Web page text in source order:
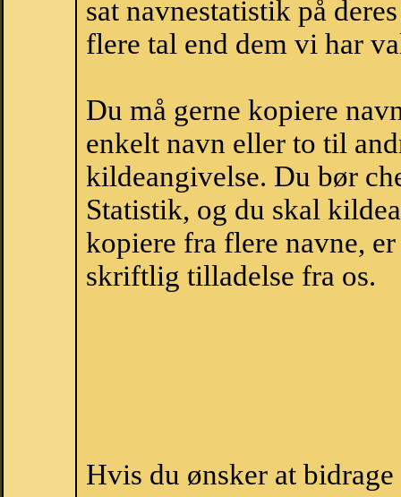
sat navnestatistik på
flere tal end dem vi har
Du må gerne kopiere
enkelt navn eller to til
kildeangivelse. Du bør
Statistik, og du skal
kopiere fra flere navne,
skriftlig tilladelse fra os.
Hvis du ønsker at